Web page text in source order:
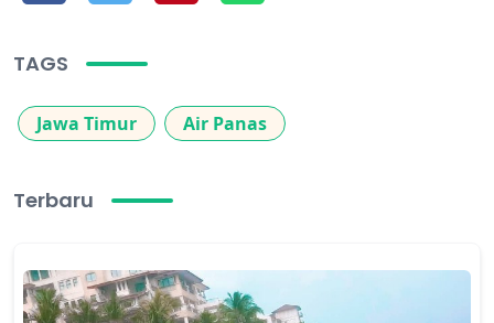
TAGS
Jawa Timur Air Panas
Terbaru